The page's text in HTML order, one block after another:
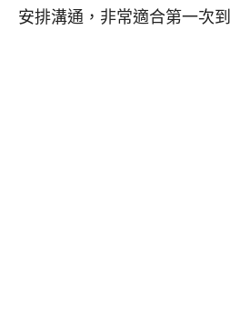
安排溝通，非常適合第一次到